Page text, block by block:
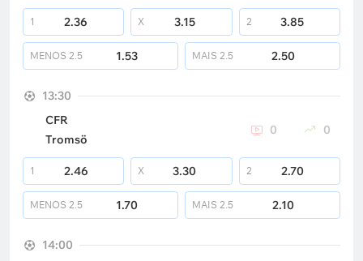
1 2.36 X 3.15 2 3.85
MENOS 2.5 1.53 MAIS 2.5 2.50
13:30
CFR
Tromsö
0 0
1 2.46 X 3.30 2 2.70
MENOS 2.5 1.70 MAIS 2.5 2.10
14:00